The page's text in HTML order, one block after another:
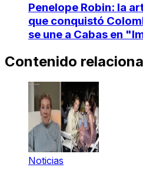
Penelope Robin: la
que conquistó
se une a Cabas en
Contenido
Noticias